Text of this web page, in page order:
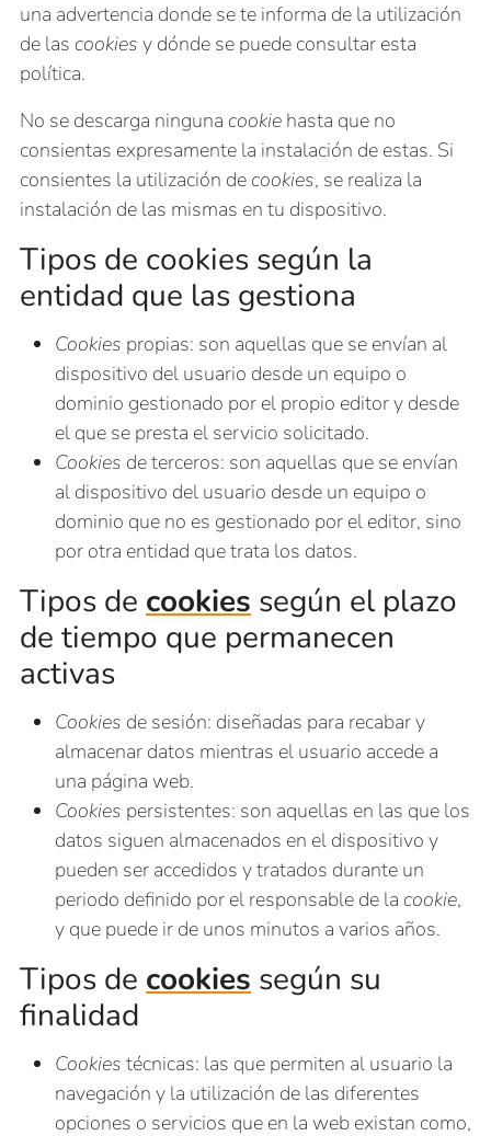
una advertencia donde se te informa de la utilización
de las cookies y dónde se puede consultar esta
política.
No se descarga ninguna cookie hasta que no
consientas expresamente la instalación de estas. Si
consientes la utilización de cookies, se realiza la
instalación de las mismas en tu dispositivo.
Tipos de cookies según la
entidad que las gestiona
Cookies propias: son aquellas que se envían al
dispositivo del usuario desde un equipo o
dominio gestionado por el propio editor y desde
el que se presta el servicio solicitado.
Cookies de terceros: son aquellas que se envían
al dispositivo del usuario desde un equipo o
dominio que no es gestionado por el editor, sino
por otra entidad que trata los datos.
Tipos de cookies según el plazo
de tiempo que permanecen
activas
Cookies de sesión: diseñadas para recabar y
almacenar datos mientras el usuario accede a
una página web.
Cookies persistentes: son aquellas en las que los
datos siguen almacenados en el dispositivo y
pueden ser accedidos y tratados durante un
periodo definido por el responsable de la cookie,
y que puede ir de unos minutos a varios años.
Tipos de cookies según su
finalidad
Cookies técnicas: las que permiten al usuario la
navegación y la utilización de las diferentes
opciones o servicios que en la web existan como,